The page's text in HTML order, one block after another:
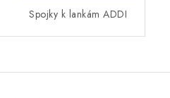
Spojky k lankám ADDI